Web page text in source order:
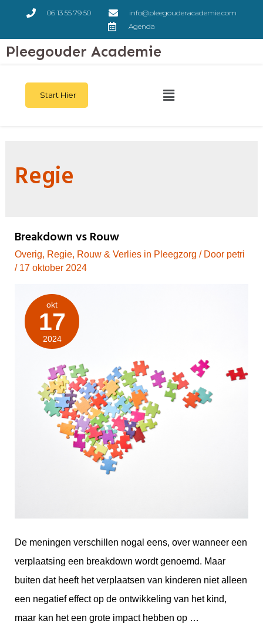
06 13 55 79 50
info@pleegouderacademie.com
Agenda
Pleegouder Academie
Start Hier
Regie
Breakdown vs Rouw
Overig, Regie, Rouw & Verlies in Pleegzorg / Door petri
/ 17 oktober 2024
okt
17
2024
De meningen verschillen nogal eens, over wanneer een
verplaatsing een breakdown wordt genoemd. Maar
buiten dat heeft het verplaatsen van kinderen niet alleen
een negatief effect op de ontwikkeling van het kind,
maar kan het een grote impact hebben op …